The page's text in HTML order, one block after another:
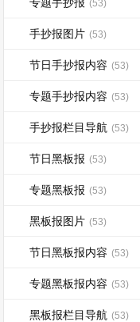
(53)
手抄报图片 (53)
节日手抄报内容 (53)
专题手抄报内容 (53)
手抄报栏目导航 (53)
节日黑板报 (53)
专题黑板报 (53)
黑板报图片 (53)
节日黑板报内容 (53)
专题黑板报内容 (53)
黑板报栏目导航 (53)